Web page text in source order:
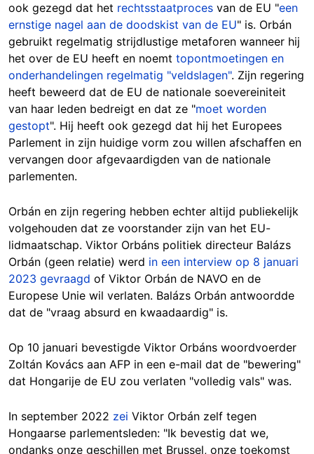
ook gezegd dat het rechtsstaatproces van de EU "een
ernstige nagel aan de doodskist van de EU" is. Orbán
gebruikt regelmatig strijdlustige metaforen wanneer hij
het over de EU heeft en noemt topontmoetingen en
onderhandelingen regelmatig "veldslagen". Zijn regering
heeft beweerd dat de EU de nationale soevereiniteit
van haar leden bedreigt en dat ze "moet worden
gestopt". Hij heeft ook gezegd dat hij het Europees
Parlement in zijn huidige vorm zou willen afschaffen en
vervangen door afgevaardigden van de nationale
parlementen.
Orbán en zijn regering hebben echter altijd publiekelijk
volgehouden dat ze voorstander zijn van het EU-
lidmaatschap. Viktor Orbáns politiek directeur Balázs
Orbán (geen relatie) werd in een interview op 8 januari
2023 gevraagd of Viktor Orbán de NAVO en de
Europese Unie wil verlaten. Balázs Orbán antwoordde
dat de "vraag absurd en kwaadaardig" is.
Op 10 januari bevestigde Viktor Orbáns woordvoerder
Zoltán Kovács aan AFP in een e-mail dat de "bewering"
dat Hongarije de EU zou verlaten "volledig vals" was.
In september 2022 zei Viktor Orbán zelf tegen
Hongaarse parlementsleden: "Ik bevestig dat we,
ondanks onze geschillen met Brussel, onze toekomst